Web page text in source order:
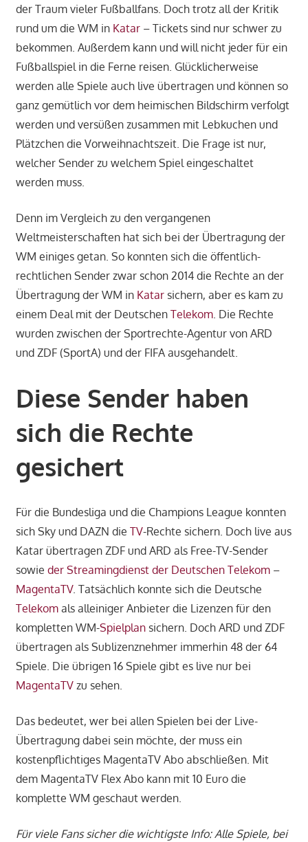
der Traum vieler Fußballfans. Doch trotz all der Kritik
rund um die WM in Katar– Tickets sind nur schwer zu
bekommen. Außerdem kann und will nicht jeder für ein
Fußballspiel in die Ferne reisen. Glücklicherweise
werden alle Spiele auch live übertragen und können so
ganz gemütlich vor dem heimischen Bildschirm verfolgt
werden und versüßen zusammen mit Lebkuchen und
Plätzchen die Vorweihnachtszeit. Die Frage ist nur,
welcher Sender zu welchem Spiel eingeschaltet
werden muss.
Denn im Vergleich zu den vergangenen
Weltmeisterschaften hat sich bei der Übertragung der
WM einiges getan. So konnten sich die öffentlich-
rechtlichen Sender zwar schon 2014 die Rechte an der
Übertragung der WM in Katarsichern, aber es kam zu
einem Deal mit der Deutschen Telekom. Die Rechte
wurden zwischen der Sportrechte-Agentur von ARD
und ZDF (SportA) und der FIFA ausgehandelt.
Diese Sender haben
sich die Rechte
gesichert
Für die Bundesliga und die Champions League konnten
sich Sky und DAZN die TV-Rechte sichern. Doch live aus
Katar übertragen ZDF und ARD als Free-TV-Sender
sowie der Streamingdienst der Deutschen Telekom–
MagentaTV. Tatsächlich konnte sich die Deutsche
Telekomals alleiniger Anbieter die Lizenzen für den
kompletten WM-Spielplansichern. Doch ARD und ZDF
übertragen als Sublizenznehmer immerhin 48 der 64
Spiele. Die übrigen 16 Spiele gibt es live nur bei
MagentaTVzu sehen.
Das bedeutet, wer bei allen Spielen bei der Live-
Übertragung dabei sein möchte, der muss ein
kostenpflichtiges MagentaTV Abo abschließen. Mit
dem MagentaTV Flex Abo kann mit 10 Euro die
komplette WM geschaut werden.
Für viele Fans sicher die wichtigste Info: Alle Spiele, bei